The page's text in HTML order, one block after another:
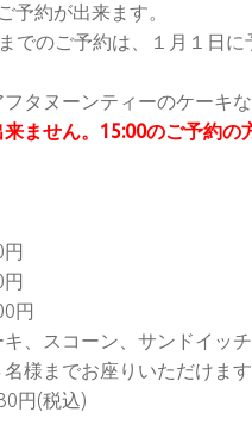
予約が出来ます。
でのご予約は、１月１日に
タヌーンティーのケーキ
ません。15:00のご予約
円
、スコーン、サンドイッ
様までお座りいただけます
円(税込)